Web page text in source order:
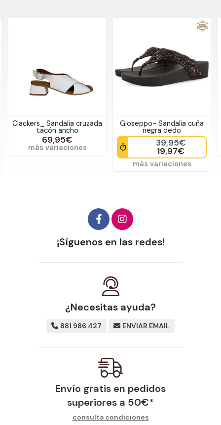
Gioseppo- Sandalia cuña
negra dedo
39,95€
19,97€
Igor_ Sandalia habana
brillo Leo verde
39,95€ 25,00€
más variaciones
¡Síguenos en las redes!
¿Necesitas ayuda?
881 986 427 ENVIAR EMAIL
Envío gratis en pedidos
superiores a 50€*
consulta condiciones